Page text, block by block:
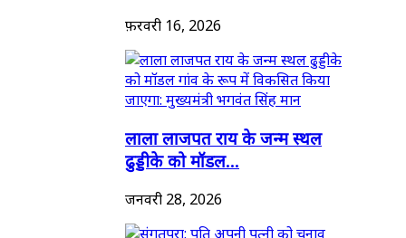
फ़रवरी 16, 2026
लाला लाजपत राय के जन्म स्थल
ढुड्डीके को मॉडल...
जनवरी 28, 2026